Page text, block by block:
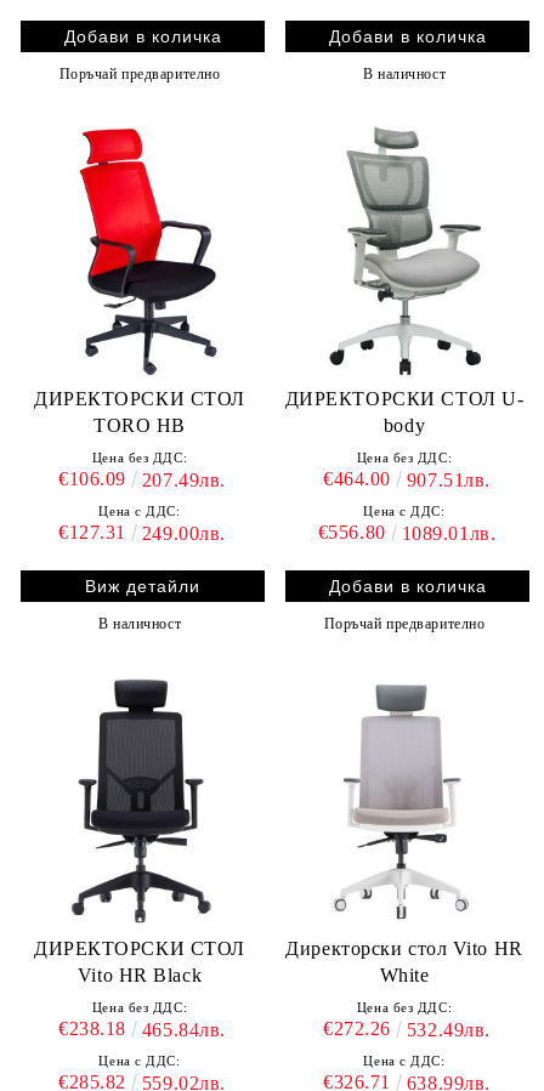
Поръчай предварително В наличност
ДИРЕКТОРСКИ СТОЛ
TORO HB
Цена без ДДС:
€106.09 207.49лв.
Цена с ДДС:
€127.31 249.00лв.
Виж детайли
В наличност
ДИРЕКТОРСКИ СТОЛ U-
body
Цена без ДДС:
€464.00 907.51лв.
Цена с ДДС:
€556.80 1089.01лв.
Поръчай предварително
ДИРЕКТОРСКИ СТОЛ
Vito HR Black
Цена без ДДС:
€238.18 465.84лв.
Цена с ДДС:
€285.82 559.02лв.
Директорски стол Vito HR
White
Цена без ДДС:
€272.26 532.49лв.
Цена с ДДС:
€326.71 638.99лв.